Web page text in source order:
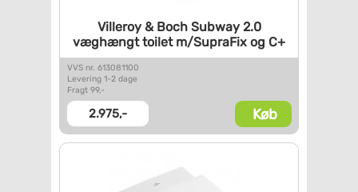
Villeroy & Boch Subway 2.0
væghængt toilet m/SupraFix og C+
VVS nr. 613081100
Levering 1-2 dage
Fragt 99,-
2.975,- Køb